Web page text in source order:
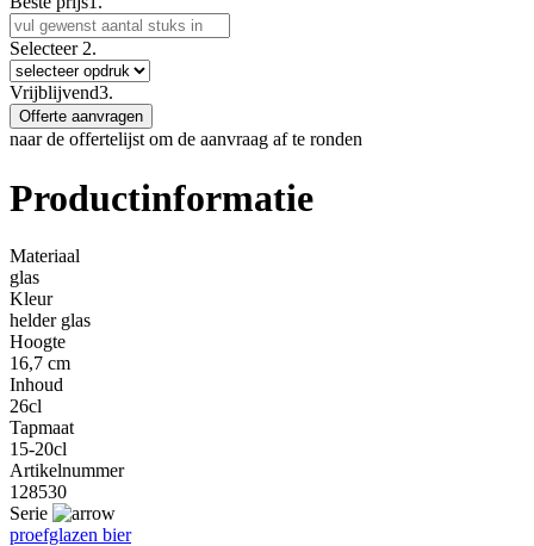
Selecteer 2.
Vrijblijvend3.
Offerte aanvragen
naar de offertelijst om de aanvraag af te ronden
Productinformatie
Materiaal
glas
Kleur
helder glas
Hoogte
16,7 cm
Inhoud
26cl
Tapmaat
15-20cl
Artikelnummer
128530
Serie
proefglazen bier